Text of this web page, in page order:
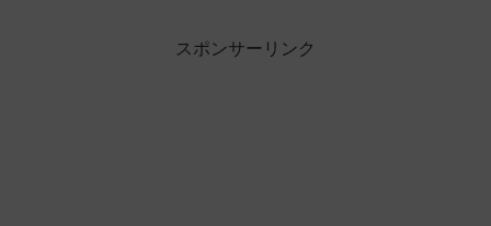
スポンサーリンク